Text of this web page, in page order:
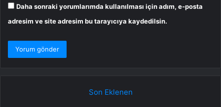
Daha sonraki yorumlarımda kullanılması için adım, e-posta
adresim ve site adresim bu tarayıcıya kaydedilsin.
Son Eklenen